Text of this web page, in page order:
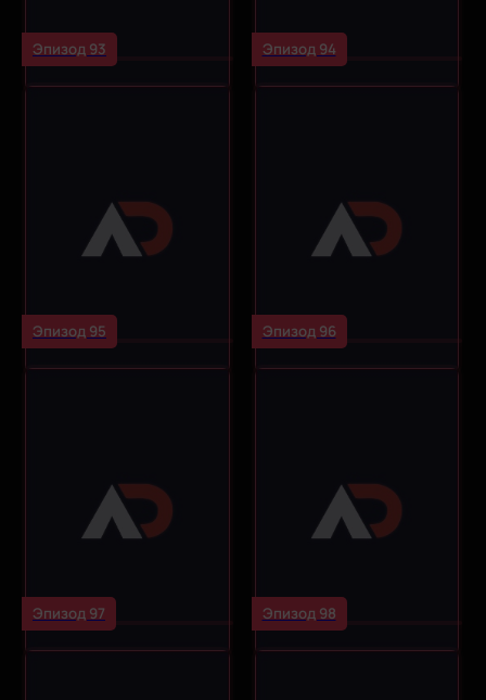
Эпизод 93 Эпизод 94
Эпизод 95 Эпизод 96
Эпизод 97 Эпизод 98